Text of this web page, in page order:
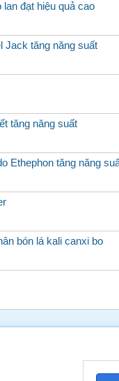
lan đạt hiệu quả cao
Jack tăng năng suất
tăng năng suất
Ethephon tăng năng
bón lá kali canxi bo